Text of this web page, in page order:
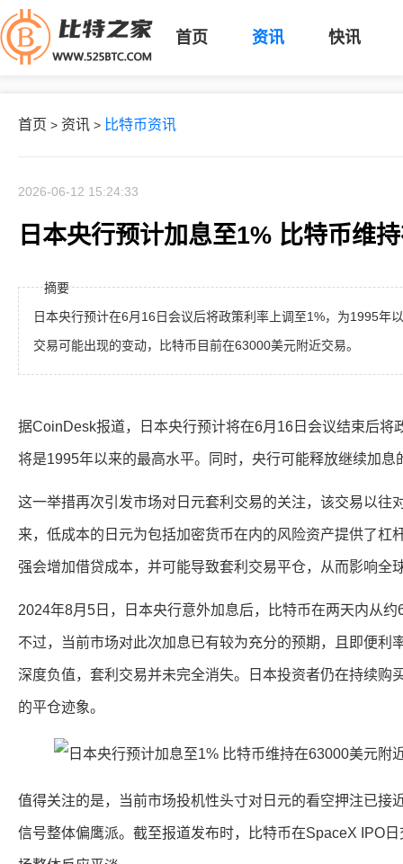
首页 资讯 快讯
首页 > 资讯 > 比特币资讯
2026-06-12 15:24:33
日本央行预计加息至1% 比特币维
摘要
日本央行预计在6月16日会议后将政策利率上调至1%，为1995年
交易可能出现的变动，比特币目前在63000美元附近交易。
据CoinDesk报道，日本央行预计将在6月16日会议结束后将
将是1995年以来的最高水平。同时，央行可能释放继续加息
这一举措再次引发市场对日元套利交易的关注，该交易以往
来，低成本的日元为包括加密货币在内的风险资产提供了杠
强会增加借贷成本，并可能导致套利交易平仓，从而影响全
2024年8月5日，日本央行意外加息后，比特币在两天内从
不过，当前市场对此次加息已有较为充分的预期，且即便利
深度负值，套利交易并未完全消失。日本投资者仍在持续购
的平仓迹象。
值得关注的是，当前市场投机性头寸对日元的看空押注已接
信号整体偏鹰派。截至报道发布时，比特币在SpaceX IPO